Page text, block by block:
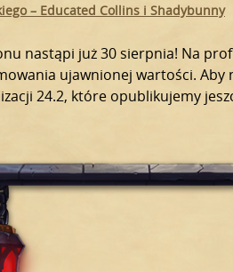
– Educated Collins i Shadybunny
nastąpi już 30 sierpnia! Na
ujawnionej wartości. Aby
24.2, które opublikujemy